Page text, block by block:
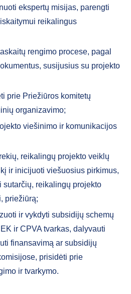
ekspertų misijas, parengti
reikalingus
rengimo procese, pagal
susijusius su projekto
prie Priežiūros komitetų
organizavimo;
viešinimo ir komunikacijos
reikalingų projekto veiklų
ir inicijuoti viešuosius pirkimus,
sutarčių, reikalingų projekto
priežiūrą;
ir vykdyti subsidijų schemų
ir CPVA tvarkas, dalyvauti
finansavimą ar subsidijų
prisidėti prie
ir tvarkymo.